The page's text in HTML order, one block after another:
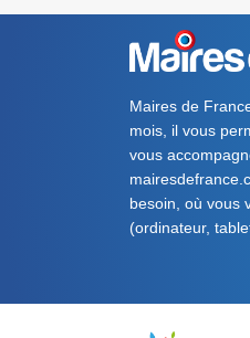
Maires de
mois, il vous
vous
besoin, où vous
(ordinateur,